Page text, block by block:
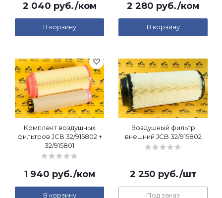
2 040 руб./ком
В корзину
2 280 руб./ком
В корзину
Комплект воздушных
фильтров JCB 32/915802 +
32/915801
1 940 руб./ком
В корзину
Воздушный фильтр
внешний JCB 32/915802
2 250 руб./шт
Под заказ